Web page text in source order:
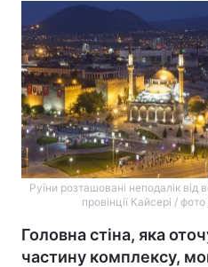
Руїни розташовані неподалік
провінції Кайсері / фото
Головна стіна, яка
частину комплексу,